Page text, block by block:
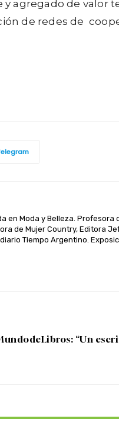
agregado de valor
de redes de
Moda y Belleza.
de Mujer Country, Editora
Tiempo Argentino.
“Un